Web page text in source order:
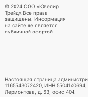
© 2024 ООО «Ювелир
Трейд».Все права
защищены. Информация
на сайте не является
публичной офертой
Настоящая страница
1165543072420, ИНН
Лермонтова, д. 63, офис 404.